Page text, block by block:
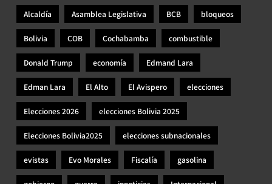
Alcaldía Asamblea Legislativa BCB bloqueos
Bolivia COB Cochabamba combustible
Donald Trump economía Edmand Lara
Edman Lara El Alto El Avispero elecciones
Elecciones 2026 elecciones Bolivia 2025
Elecciones Bolivia2025 elecciones subnacionales
evistas Evo Morales Fiscalía gasolina